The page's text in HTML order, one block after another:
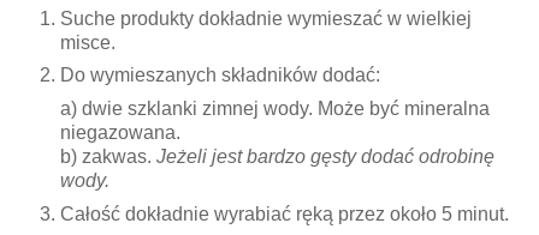
Suche produkty dokładnie wymieszać w wielkiej
misce.
Do wymieszanych składników dodać:
a) dwie szklanki zimnej wody. Może być mineralna
niegazowana.
b) zakwas. Jeżeli jest bardzo gęsty dodać odrobinę
wody.
Całość dokładnie wyrabiać ręką przez około 5 minut.